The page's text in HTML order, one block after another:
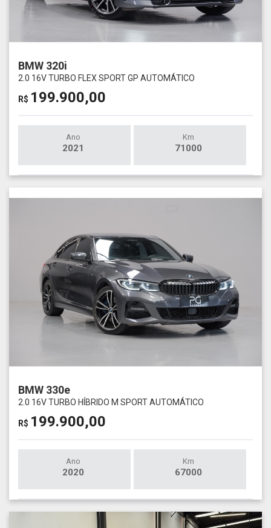
BMW 320i
2.0 16V TURBO FLEX SPORT GP AUTOMÁTICO
R$ 199.900,00
Ano
2021
Km
71000
BMW 330e
2.0 16V TURBO HÍBRIDO M SPORT AUTOMÁTICO
R$ 199.900,00
Ano
2020
Km
67000